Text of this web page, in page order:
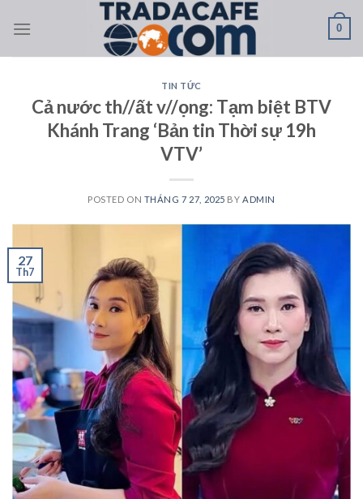
0
TIN TỨC
Cả nước th//ất v//ọng: Tạm biệt BTV
Khánh Trang ‘Bản tin Thời sự 19h
VTV’
POSTED ON THÁNG 7 27, 2025 BY ADMIN
27
Th7